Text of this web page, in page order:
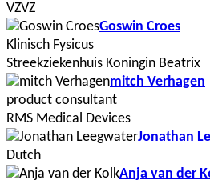
VZVZ
Goswin Croes
Klinisch Fysicus
Streekziekenhuis Koningin Beatrix
mitch Verhagen
product consultant
RMS Medical Devices
Jonathan
Dutch
Anja van der